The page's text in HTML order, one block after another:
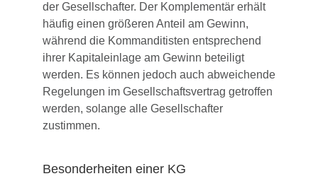
der Gesellschafter. Der Komplementär erhält
häufig einen größeren Anteil am Gewinn,
während die Kommanditisten entsprechend
ihrer Kapitaleinlage am Gewinn beteiligt
werden. Es können jedoch auch abweichende
Regelungen im Gesellschaftsvertrag getroffen
werden, solange alle Gesellschafter
zustimmen.
Besonderheiten einer KG